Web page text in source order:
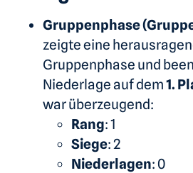
Gruppenphase
zeigte eine
Gruppenphase und
Niederlage auf dem1.
war überzeugend:
Rang: 1
Siege: 2
Niederlagen: 0